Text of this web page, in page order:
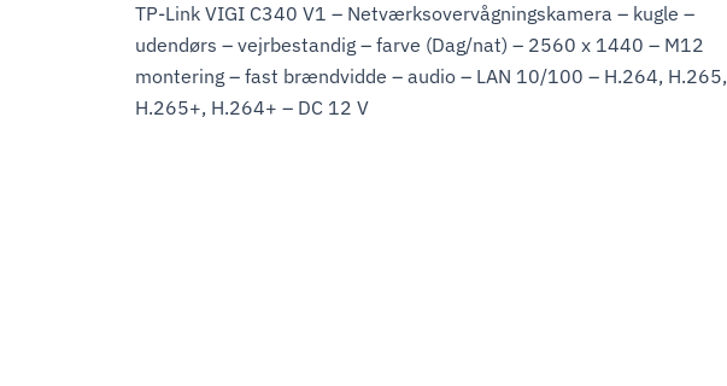
TP-Link VIGI C340 V1 – Netværksovervågningskamera – kugle –
udendørs – vejrbestandig – farve (Dag/nat) – 2560 x 1440 – M12
montering – fast brændvidde – audio – LAN 10/100 – H.264, H.265,
H.265+, H.264+ – DC 12 V